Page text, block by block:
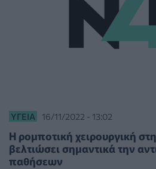
ΥΓΕΊΑ 16/11/2022 - 13:02
Η ρομποτική χειρουργική
βελτιώσει σημαντικά την
παθήσεων